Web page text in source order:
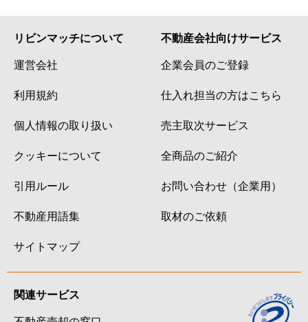
リビンマッチについて
運営会社
利用規約
個人情報の取り扱い
クッキーについて
引用ルール
不動産用語集
サイトマップ
不動産会社向けサービス
企業会員のご登録
仕入れ担当の方はこちら
売主取次サービス
全商品のご紹介
お問い合わせ（企業用）
取材のご依頼
関連サービス